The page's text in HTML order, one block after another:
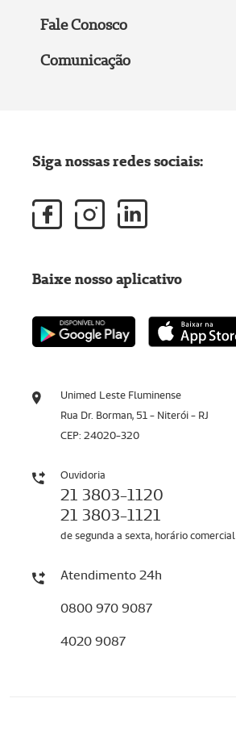
Fale Conosco
Comunicação
Unimed Leste Fluminense
Rua Dr. Borman, 51 - Niterói - RJ
CEP: 24020-320
Ouvidoria
21 3803-1120
21 3803-1121
de segunda a sexta, horário comercial
Atendimento 24h
0800 970 9087
4020 9087
Siga nossas redes sociais:
Baixe nosso aplicativo